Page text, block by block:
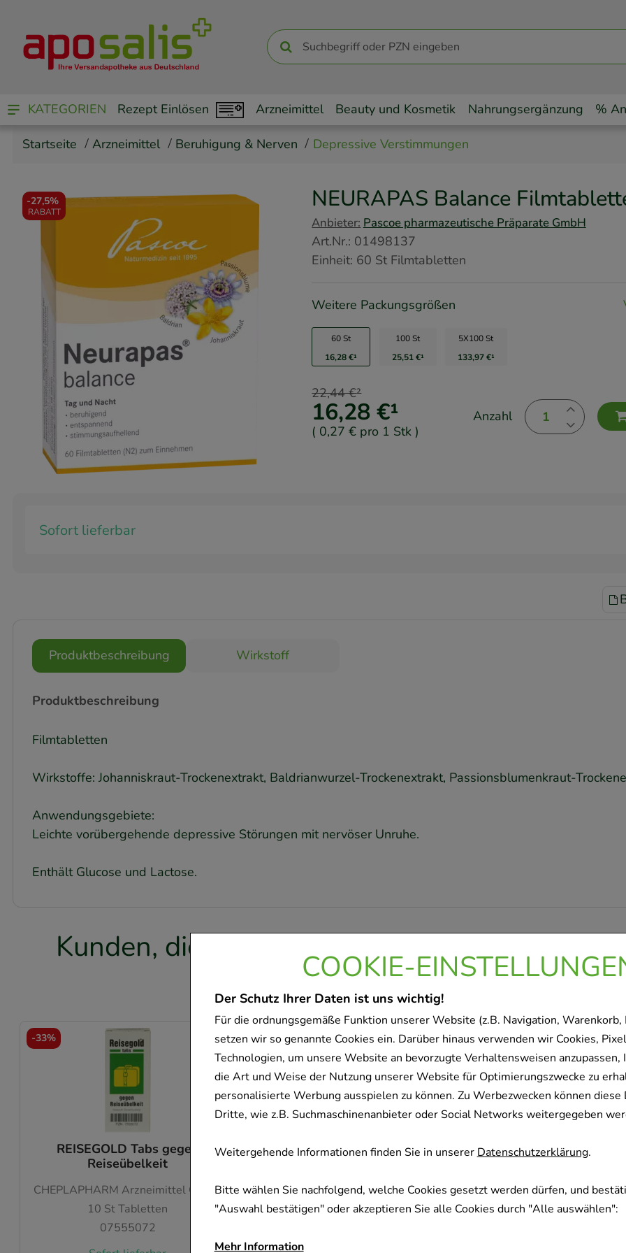
COOKIE-
Der Schutz Ihrer Daten ist uns wichtig!
Für die ordnungsgemäße Funktion unserer Website (z.B. Navigation, Warenkorb,
setzen wir so genannte Cookies ein. Darüber hinaus verwenden wir Cookies,
Technologien, um unsere Website an bevorzugte Verhaltensweisen anzupassen,
die Art und Weise der Nutzung unserer Website für Optimierungszwecke zu
personalisierte Werbung ausspielen zu können. Zu Werbezwecken können diese
Dritte, wie z.B. Suchmaschinenanbieter oder Social Networks weitergegeben
Weitergehende Informationen finden Sie in unsererDatenschutzerklärung.
Bitte wählen Sie nachfolgend, welche Cookies gesetzt werden dürfen, und
"Auswahl bestätigen" oder akzeptieren Sie alle Cookies durch "Alle auswählen":
Mehr Information
KATEGORIEN Rezept Einlösen Arzneimittel Beauty und Kosmetik Nahrungsergänzung %
Startseite Arzneimittel Beruhigung & Nerven Depressive Verstimmungen
-27,5%
RABATT NEURAPAS Balance
Anbieter: Pascoe pharmazeutische Präparate GmbH
Art.Nr.: 01498137
Einheit: 60 StFilmtabletten
Weitere Packungsgrößen
60 St
16,28 €¹
100 St
25,51 €¹
5X100 St
133,97 €¹
16,28 €¹
22,44 €²
( 0,27 € pro 1 Stk )
Anzahl
Sofort lieferbar
Produktbeschreibung Wirkstoff
Produktbeschreibung
Filmtabletten
Wirkstoffe: Johanniskraut-Trockenextrakt, Baldrianwurzel-Trockenextrakt, Passionsblumenkraut-
Anwendungsgebiete:
Leichte vorübergehende depressive Störungen mit nervöser Unruhe.
Enthält Glucose und Lactose.
Kunden, die dieses Produkt gekauft haben,
folgende Artikel
REISEGOLD Tabs gegen
Reiseübelkeit
CHEPLAPHARM Arzneimittel GmbH
10 StTabletten
07555072
-33%
INFIPECT Tropfen
20mlTropfen
04780319
- 33,5%
JODID 200 HEXAL
100St
03105998
-65%